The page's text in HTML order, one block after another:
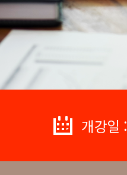
개강일 :